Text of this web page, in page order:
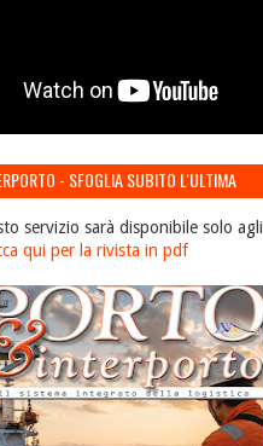
- SFOGLIA SUBITO L'ULTIMA
servizio sarà disponibile solo agli
qui per la rivista in pdf